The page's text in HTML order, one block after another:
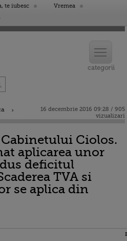
te iubesc
Vremea
16 decembrie 2016 09:28 / 905
vizualizari
Ciolos.
aplicarea unor
deficitul
TVA si
se aplica din